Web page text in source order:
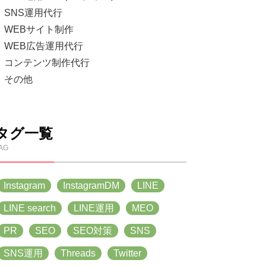
SNS運用代行
WEBサイト制作
WEB広告運用代行
コンテンツ制作代行
その他
グ一覧
Instagram InstagramDM LINE
LINE search LINE運用 MEO
PR SEO SEO対策 SNS
SNS運用 Threads Twitter